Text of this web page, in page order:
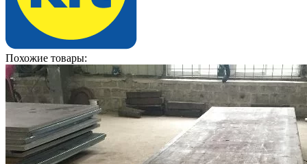
Похожие товары: